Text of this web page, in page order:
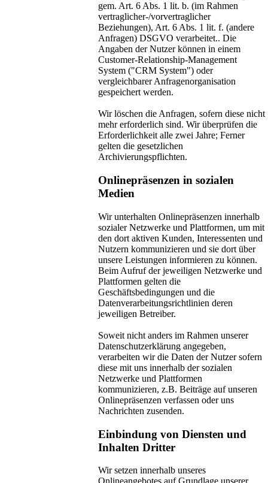
gem. Art. 6 Abs. 1 lit. b. (im Rahmen
vertraglicher-/vorvertraglicher
Beziehungen), Art. 6 Abs. 1 lit. f. (andere
Anfragen) DSGVO verarbeitet.. Die
Angaben der Nutzer können in einem
Customer-Relationship-Management
System ("CRM System") oder
vergleichbarer Anfragenorganisation
gespeichert werden.
Wir löschen die Anfragen, sofern diese nicht
mehr erforderlich sind. Wir überprüfen die
Erforderlichkeit alle zwei Jahre; Ferner
gelten die gesetzlichen
Archivierungspflichten.
Onlinepräsenzen in sozialen
Medien
Wir unterhalten Onlinepräsenzen innerhalb
sozialer Netzwerke und Plattformen, um mit
den dort aktiven Kunden, Interessenten und
Nutzern kommunizieren und sie dort über
unsere Leistungen informieren zu können.
Beim Aufruf der jeweiligen Netzwerke und
Plattformen gelten die
Geschäftsbedingungen und die
Datenverarbeitungsrichtlinien deren
jeweiligen Betreiber.
Soweit nicht anders im Rahmen unserer
Datenschutzerklärung angegeben,
verarbeiten wir die Daten der Nutzer sofern
diese mit uns innerhalb der sozialen
Netzwerke und Plattformen
kommunizieren, z.B. Beiträge auf unseren
Onlinepräsenzen verfassen oder uns
Nachrichten zusenden.
Einbindung von Diensten und
Inhalten Dritter
Wir setzen innerhalb unseres